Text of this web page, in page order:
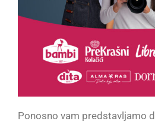
Ponosno vam predstavljamo